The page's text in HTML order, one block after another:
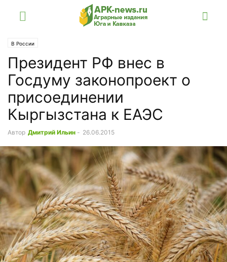
В России
Президент РФ внес в
Госдуму законопроект о
присоединении
Кыргызстана к ЕАЭС
Автор Дмитрий Ильин - 26.06.2015